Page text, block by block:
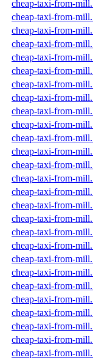
cheap-taxi-from-
cheap-taxi-from-
cheap-taxi-from-
cheap-taxi-from-
cheap-taxi-from-
cheap-taxi-from-
cheap-taxi-from-
cheap-taxi-from-
cheap-taxi-from-
cheap-taxi-from-
cheap-taxi-from-
cheap-taxi-from-
cheap-taxi-from-
cheap-taxi-from-
cheap-taxi-from-
cheap-taxi-from-
cheap-taxi-from-
cheap-taxi-from-
cheap-taxi-from-
cheap-taxi-from-
cheap-taxi-from-
cheap-taxi-from-
cheap-taxi-from-
cheap-taxi-from-
cheap-taxi-from-
cheap-taxi-from-
cheap-taxi-from-